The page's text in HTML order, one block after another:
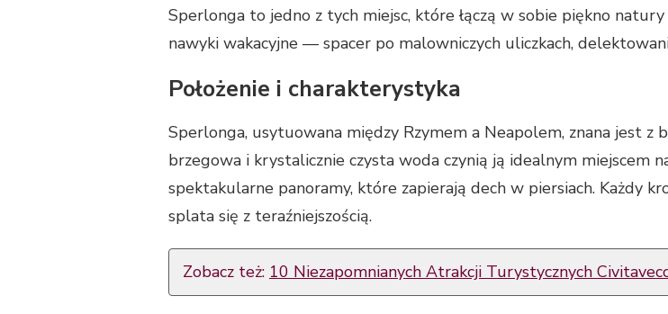
Sperlonga to jedno z tych miejsc, które łączą w sobie piękno
nawyki wakacyjne — spacer po malowniczych uliczkach,
Położenie i charakterystyka
Sperlonga, usytuowana między Rzymem a Neapolem, znana jest
brzegowa i krystalicznie czysta woda czynią ją idealnym miejscem
spektakularne panoramy, które zapierają dech w piersiach. Każdy
splata się z teraźniejszością.
Zobacz też: 10 Niezapomnianych Atrakcji Turystycznych